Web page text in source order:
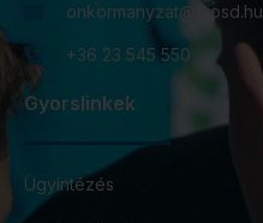
onkormanyzat@diosd.hu
+36 23 545 550
Gyorslinkek
Ügyintézés